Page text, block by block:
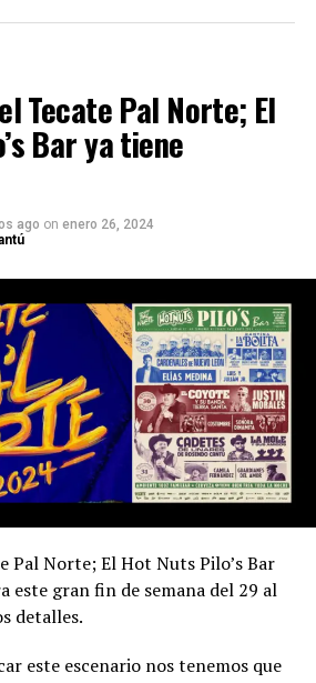
tambaleante para el Pa’l Norte,
autoridades municipales de San
Tecate Pal Norte; El
Bar ya tiene
ago on enero 26, 2024
Pal Norte; El Hot Nuts Pilo’s Bar
este gran fin de semana del 29 al
detalles.
este escenario nos tenemos que